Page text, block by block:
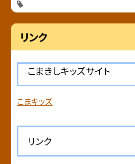
リンク
こまきしキッズサイト
こまキッズ
リンク